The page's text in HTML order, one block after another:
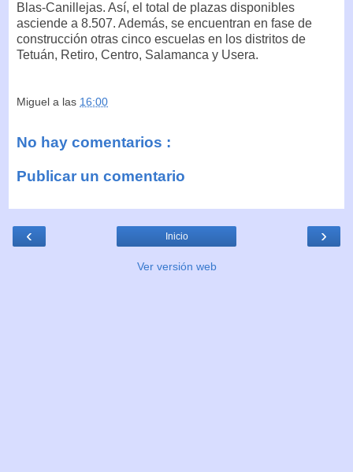
Blas-Canillejas. Así, el total de plazas disponibles
asciende a 8.507. Además, se encuentran en fase de
construcción otras cinco escuelas en los distritos de
Tetuán, Retiro, Centro, Salamanca y Usera.
Miguel a las 16:00
No hay comentarios :
Publicar un comentario
‹ ›
Inicio
Ver versión web